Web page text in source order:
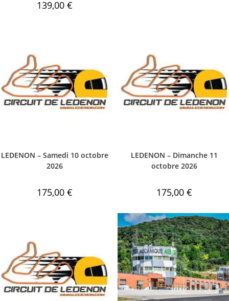
139,00 €
LEDENON – Samedi 10 octobre
2026
175,00 €
LEDENON – Dimanche 11
octobre 2026
175,00 €